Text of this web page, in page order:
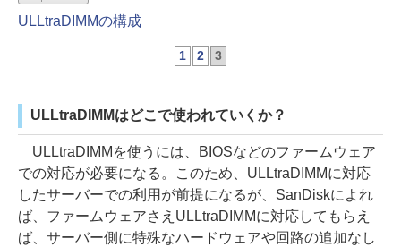
ULLtraDIMMの構成
1 2 3
ULLtraDIMMはどこで使われていくか？
ULLtraDIMMを使うには、BIOSなどのファームウェア
での対応が必要になる。このため、ULLtraDIMMに対応
したサーバーでの利用が前提になるが、SanDiskによれ
ば、ファームウェアさえULLtraDIMMに対応してもらえ
ば、サーバー側に特殊なハードウェアや回路の追加なし